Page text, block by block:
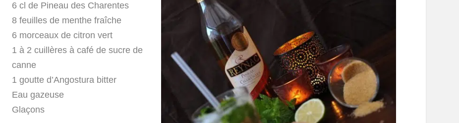
6 cl de Pineau des Charentes
8 feuilles de menthe fraîche
6 morceaux de citron vert
1 à 2 cuillères à café de sucre de
canne
1 goutte d’Angostura bitter
Eau gazeuse
Glaçons